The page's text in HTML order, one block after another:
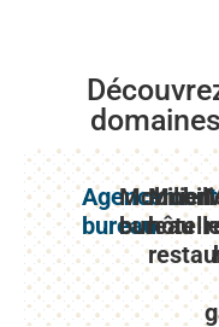
Agencement
bureau
Mobilier
bureau